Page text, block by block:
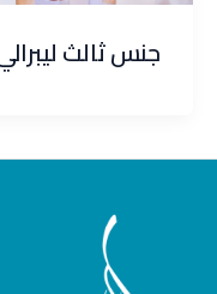
جنس ثالث